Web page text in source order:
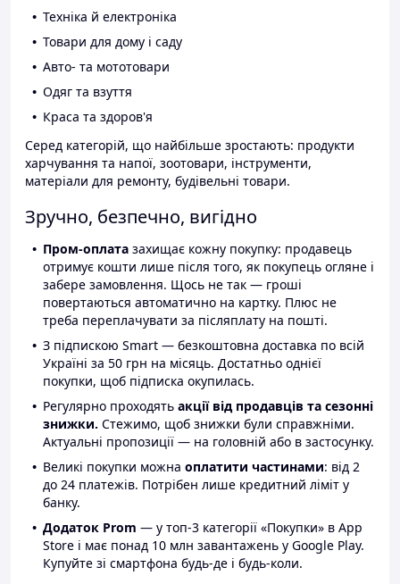
Техніка й електроніка
Товари для дому і саду
Авто- та мототовари
Одяг та взуття
Краса та здоров'я
Серед категорій, що найбільше зростають: продукти
харчування та напої, зоотовари, інструменти,
матеріали для ремонту, будівельні товари.
Зручно, безпечно, вигідно
Пром-оплата захищає кожну покупку: продавець
отримує кошти лише після того, як покупець огляне і
забере замовлення. Щось не так — гроші
повертаються автоматично на картку. Плюс не
треба переплачувати за післяплату на пошті.
З підпискою Smart — безкоштовна доставка по всій
Україні за 50 грн на місяць. Достатньо однієї
покупки, щоб підписка окупилась.
Регулярно проходять акції від продавців та сезонні
знижки. Стежимо, щоб знижки були справжніми.
Актуальні пропозиції — на головній або в застосунку.
Великі покупки можна оплатити частинами: від 2
до 24 платежів. Потрібен лише кредитний ліміт у
банку.
Додаток Prom — у топ-3 категорії «Покупки» в App
Store і має понад 10 млн завантажень у Google Play.
Купуйте зі смартфона будь-де і будь-коли.